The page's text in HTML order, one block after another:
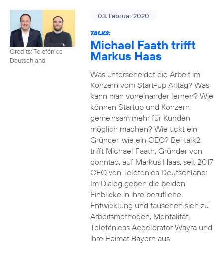
Credits: Telefónica
Deutschland
03. Februar 2020
TALK2:
Michael Faath trifft
Markus Haas
Was unterscheidet die Arbeit im
Konzern vom Start-up Alltag? Was
kann man voneinander lernen? Wie
können Startup und Konzern
gemeinsam mehr für Kunden
möglich machen? Wie tickt ein
Gründer, wie ein CEO? Bei talk2
trifft Michael Faath, Gründer von
conntac, auf Markus Haas, seit 2017
CEO von Telefonica Deutschland:
Im Dialog geben die beiden
Einblicke in ihre berufliche
Entwicklung und tauschen sich zu
Arbeitsmethoden, Mentalität,
Telefónicas Accelerator Wayra und
ihre Heimat Bayern aus.